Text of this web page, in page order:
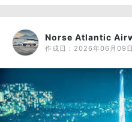
Norse Atlantic
作成日： 2026年06月09